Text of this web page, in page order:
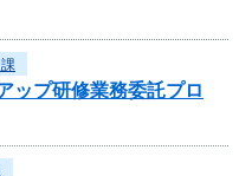
ップ研修業務委託プロ